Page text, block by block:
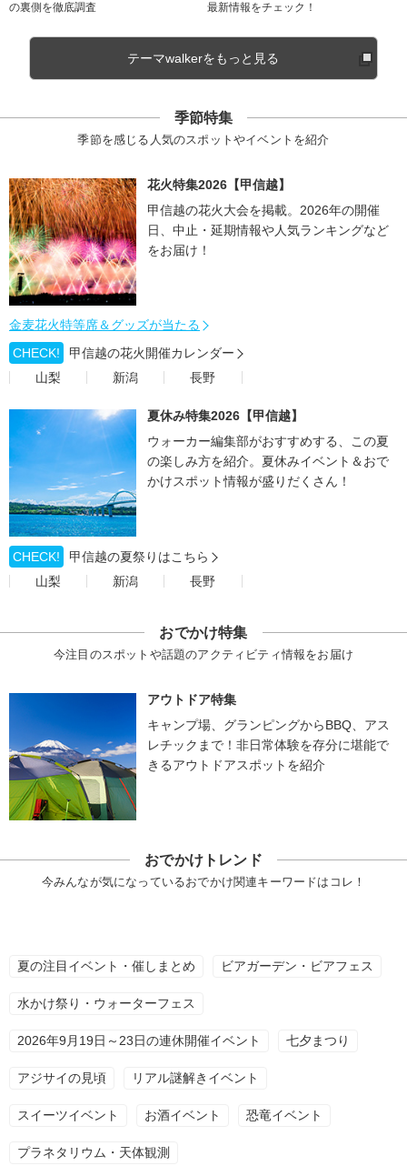
の裏側を徹底調査
最新情報をチェック！
テーマwalkerをもっと見る
季節特集
季節を感じる人気のスポットやイベントを紹介
花火特集2026【甲信越】
甲信越の花火大会を掲載。2026年の開催
日、中止・延期情報や人気ランキングなど
をお届け！
金麦花火特等席＆グッズが当たる
CHECK!
甲信越の花火開催カレンダー
山梨
新潟 長野
夏休み特集2026【甲信越】
ウォーカー編集部がおすすめする、この夏
の楽しみ方を紹介。夏休みイベント＆おで
かけスポット情報が盛りだくさん！
CHECK!
甲信越の夏祭りはこちら
山梨
新潟 長野
おでかけ特集
今注目のスポットや話題のアクティビティ情報をお届け
アウトドア特集
キャンプ場、グランピングからBBQ、アス
レチックまで！非日常体験を存分に堪能で
きるアウトドアスポットを紹介
おでかけトレンド
今みんなが気になっているおでかけ関連キーワードはコレ！
夏の注目イベント・催しまとめ ビアガーデン・ビアフェス
水かけ祭り・ウォーターフェス
2026年9月19日～23日の連休開催イベント 七夕まつり
アジサイの見頃 リアル謎解きイベント
スイーツイベント お酒イベント 恐竜イベント
プラネタリウム・天体観測